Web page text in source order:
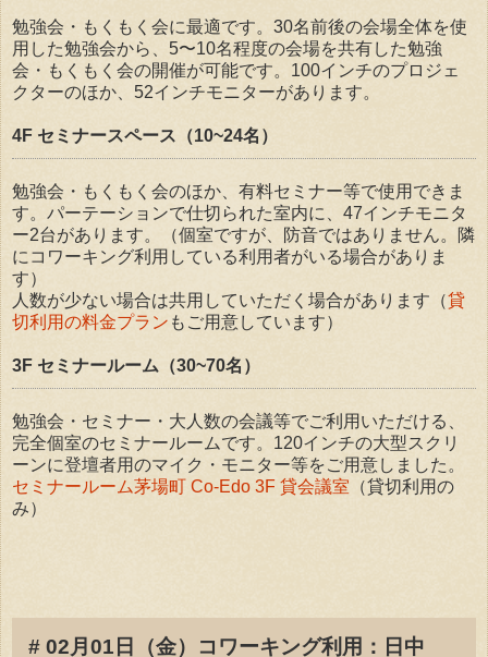
勉強会・もくもく会に最適です。30名前後の会場全体を使
用した勉強会から、5〜10名程度の会場を共有した勉強
会・もくもく会の開催が可能です。100インチのプロジェ
クターのほか、52インチモニターがあります。
4F セミナースペース（10~24名）
勉強会・もくもく会のほか、有料セミナー等で使用できま
す。パーテーションで仕切られた室内に、47インチモニタ
ー2台があります。（個室ですが、防音ではありません。隣
にコワーキング利用している利用者がいる場合がありま
す）
人数が少ない場合は共用していただく場合があります（貸
切利用の料金プラン もご用意しています）
3F セミナールーム（30~70名）
勉強会・セミナー・大人数の会議等でご利用いただける、
完全個室のセミナールームです。120インチの大型スクリ
ーンに登壇者用のマイク・モニター等をご用意しました。
セミナールーム茅場町 Co-Edo 3F 貸会議室 （貸切利用の
み）
# 02月01日（金）コワーキング利用：日中